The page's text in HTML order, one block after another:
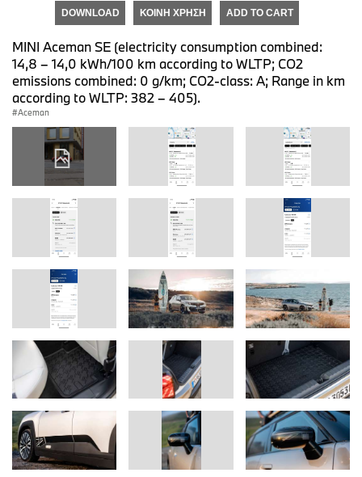
DOWNLOAD ΚΟΙΝΉ ΧΡΉΣΗ ADD TO CART
MINI Aceman SE (electricity consumption combined:
14,8 – 14,0 kWh/100 km according to WLTP; CO2
emissions combined: 0 g/km; CO2-class: A; Range in km
according to WLTP: 382 – 405).
Aceman